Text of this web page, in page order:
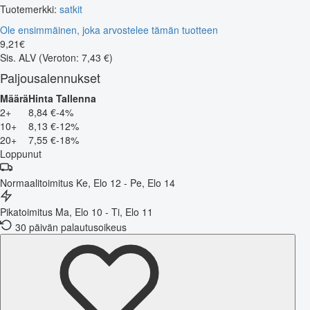
Tuotemerkki: satkit
Ole ensimmäinen, joka arvostelee tämän tuotteen
9,21€
Sis. ALV (Veroton: 7,43 €)
Paljousalennukset
MääräHinta Tallenna
2+
8,84 €-4%
10+
8,13 €-12%
20+
7,55 €-18%
Loppunut
Normaalitoimitus Ke, Elo 12 - Pe, Elo 14
Pikatoimitus Ma, Elo 10 - Ti, Elo 11
30 päivän palautusoikeus